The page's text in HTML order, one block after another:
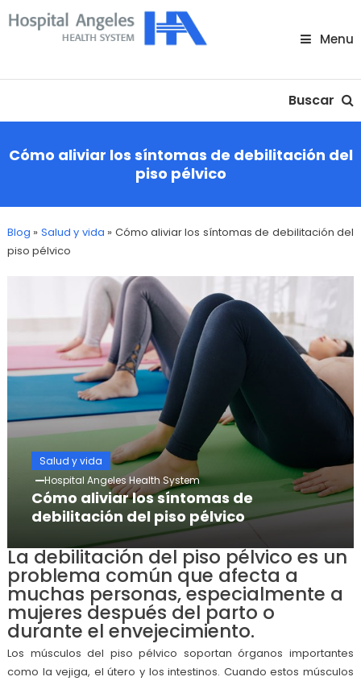
Skip
To
Menu
Buscar
Cómo aliviar los síntomas de debilitación del
piso pélvico
Blog » Salud y vida » Cómo aliviar los síntomas de debilitación del
piso pélvico
Salud y vida
Hospital Angeles Health System
Cómo aliviar los síntomas de
debilitación del piso pélvico
La debilitación del piso pélvico es un
problema común que afecta a
muchas personas, especialmente a
mujeres después del parto o
durante el envejecimiento.
Los músculos del piso pélvico soportan órganos importantes
como la vejiga, el útero y los intestinos. Cuando estos músculos